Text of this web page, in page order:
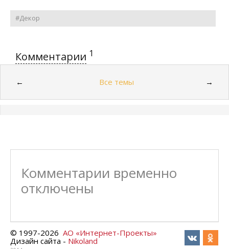
#Декор
Комментарии 1
← Все темы →
Комментарии временно
отключены
© 1997-2026 АО «Интернет-Проекты»
Дизайн сайта - Nikoland